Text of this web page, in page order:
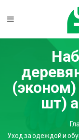
шт)
Уход за одеждой и